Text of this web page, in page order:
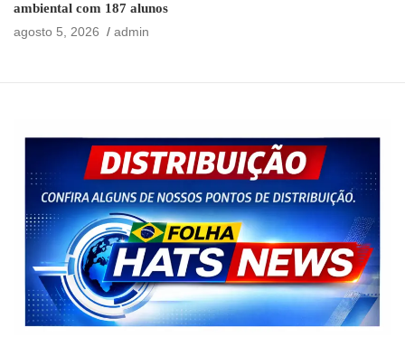
ambiental com 187 alunos
agosto 5, 2026
admin